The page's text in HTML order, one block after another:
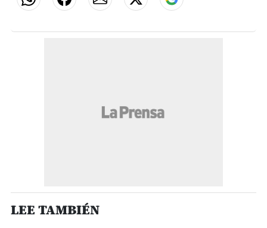
LEE TAMBIÉN